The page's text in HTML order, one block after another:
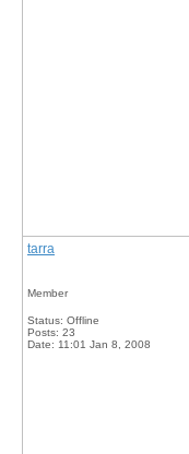
tarra
Member
Status: Offline
Posts: 23
Date: 11:01 Jan 8, 2008